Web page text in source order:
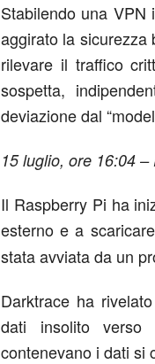
Stabilendo una VPN
aggirato la sicurezza
rilevare il traffico
sospetta,
deviazione dal
15 luglio, ore 16:04
Il Raspberry Pi ha
esterno e a
stata avviata da un
Darktrace ha
dati insolito verso
contenevano i dati si